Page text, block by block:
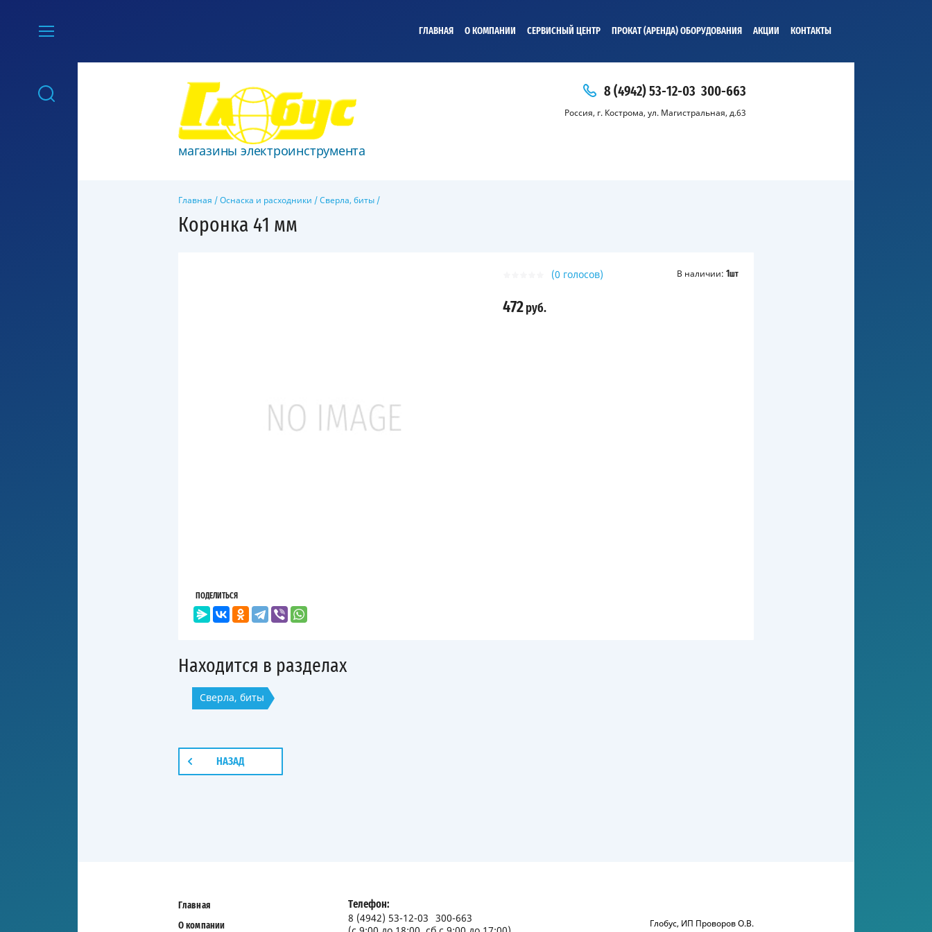
ГЛАВНАЯ О КОМПАНИИ СЕРВИСНЫЙ ЦЕНТР ПРОКАТ (АРЕНДА) ОБОРУДОВАНИЯ АКЦИИ КОНТАКТЫ
магазины электроинструмента
8 (4942) 53-12-03 300-663
Россия, г. Кострома, ул. Магистральная, д.63
Главная /Оснаска и расходники /Сверла, биты /
Коронка 41 мм
ПОДЕЛИТЬСЯ
В наличии: 1шт
(0 голосов)
472 руб.
Находится в разделах
Сверла, биты
НАЗАД
Главная
О компании
Телефон:
8 (4942) 53-12-03 300-663
Глобус, ИП Проворов О.В.